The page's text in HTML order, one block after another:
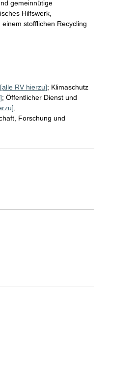
gemeinnütige
Hilfswerk,
stofflichen Recycling
[alle RV hierzu]; Klimaschutz
; Öffentlicher Dienst und
;
Forschung und